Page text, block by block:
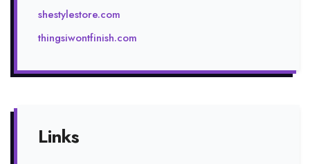
shestylestore.com
thingsiwontfinish.com
Links